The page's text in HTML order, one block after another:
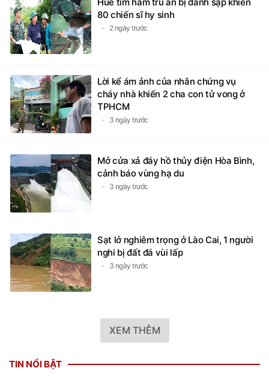
80 chiến sĩ hy sinh
2 ngày trước
Lời kể ám ảnh của nhân chứng vụ
cháy nhà khiến 2 cha con tử vong ở
TPHCM
3 ngày trước
Mở cửa xả đáy hồ thủy điện Hòa Bình,
cảnh báo vùng hạ du
3 ngày trước
Sạt lở nghiêm trọng ở Lào Cai, 1 người
nghi bị đất đá vùi lấp
3 ngày trước
XEM THÊM
TIN NỔI BẬT